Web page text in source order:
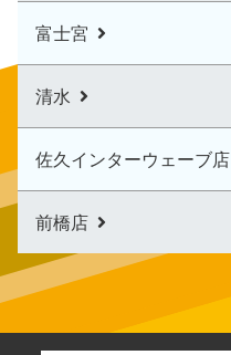
富士宮
清水
佐久インターウェーブ店
前橋店